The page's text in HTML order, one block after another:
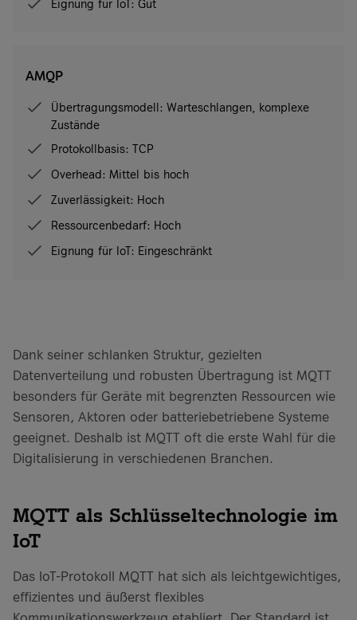
Eignung für IoT: Gut
AMQP
Übertragungsmodell: Warteschlangen, komplexe
Zustände
Protokollbasis: TCP
Overhead: Mittel bis hoch
Zuverlässigkeit: Hoch
Ressourcenbedarf: Hoch
Eignung für IoT: Eingeschränkt
Dank seiner schlanken Struktur, gezielten
Datenverteilung und robusten Übertragung ist MQTT
besonders für Geräte mit begrenzten Ressourcen wie
Sensoren, Aktoren oder batteriebetriebene Systeme
geeignet. Deshalb ist MQTT oft die erste Wahl für die
Digitalisierung in verschiedenen Branchen.
MQTT als Schlüsseltechnologie im
IoT
Das IoT-Protokoll MQTT hat sich als leichtgewichtiges,
effizientes und äußerst flexibles